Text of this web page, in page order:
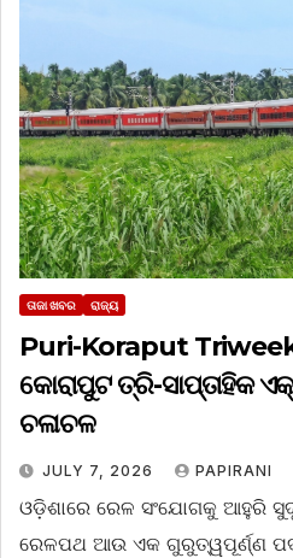
ତାଜା ଖବର ରାଜ୍ୟ
Puri-Koraput
କୋରାପୁଟ ତ୍ରି-ସାପ୍ତାହିକ
ଚଳାଚଳ
JULY 7, 2026 PAPIRANI
ଓଡ଼ିଶାରେ ରେଳ ସଂଯୋଗକୁ ଆହୁରି
ରେଳପଥ ଆଉ ଏକ ଗୁରୁତ୍ୱପୂର୍ଣ୍ଣ